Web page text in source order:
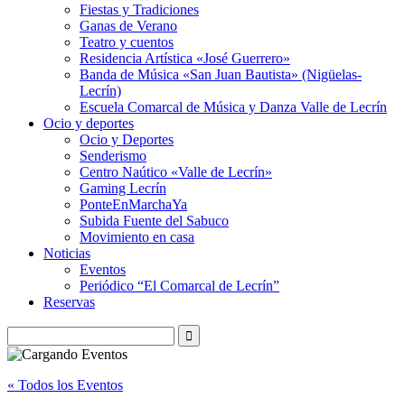
Fiestas y Tradiciones
Ganas de Verano
Teatro y cuentos
Residencia Artística «José Guerrero»
Banda de Música «San Juan Bautista» (Nigüelas-
Lecrín)
Escuela Comarcal de Música y Danza Valle de Lecrín
Ocio y deportes
Ocio y Deportes
Senderismo
Centro Naútico «Valle de Lecrín»
Gaming Lecrín
PonteEnMarchaYa
Subida Fuente del Sabuco
Movimiento en casa
Noticias
Eventos
Periódico “El Comarcal de Lecrín”
Reservas
« Todos los Eventos